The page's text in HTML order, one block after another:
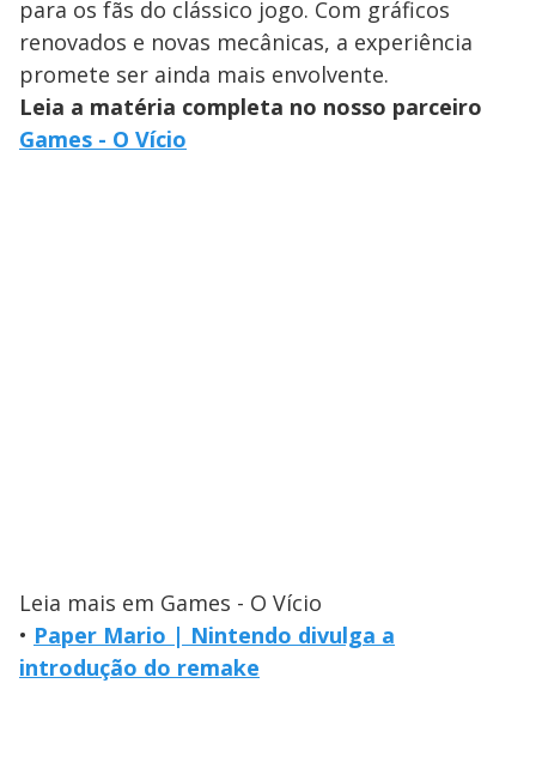
para os fãs do clássico jogo. Com gráficos
renovados e novas mecânicas, a experiência
promete ser ainda mais envolvente.
Leia a matéria completa no nosso parceiro
Games - O Vício
Leia mais em Games - O Vício
• Paper Mario | Nintendo divulga a
introdução do remake